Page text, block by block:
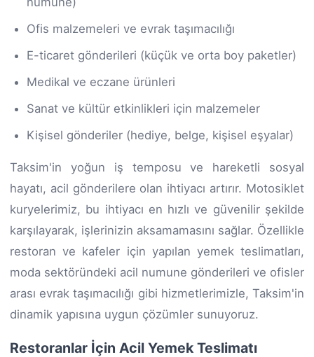
Ofis malzemeleri ve evrak taşımacılığı
E-ticaret gönderileri (küçük ve orta boy paketler)
Medikal ve eczane ürünleri
Sanat ve kültür etkinlikleri için malzemeler
Kişisel gönderiler (hediye, belge, kişisel eşyalar)
Taksim'in yoğun iş temposu ve hareketli sosyal
hayatı, acil gönderilere olan ihtiyacı artırır. Motosiklet
kuryelerimiz, bu ihtiyacı en hızlı ve güvenilir şekilde
karşılayarak, işlerinizin aksamamasını sağlar. Özellikle
restoran ve kafeler için yapılan yemek teslimatları,
moda sektöründeki acil numune gönderileri ve ofisler
arası evrak taşımacılığı gibi hizmetlerimizle, Taksim'in
dinamik yapısına uygun çözümler sunuyoruz.
Restoranlar İçin Acil Yemek Teslimatı